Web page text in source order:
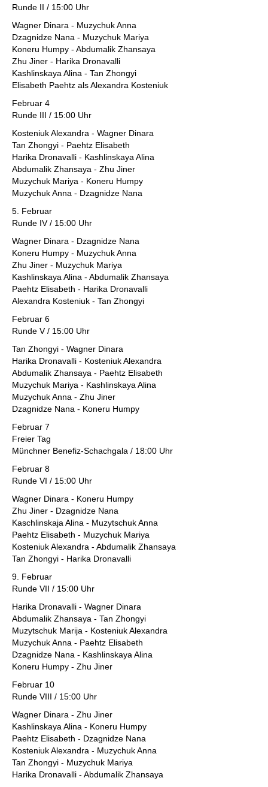
Runde II / 15:00 Uhr
Wagner Dinara - Muzychuk Anna
Dzagnidze Nana - Muzychuk Mariya
Koneru Humpy - Abdumalik Zhansaya
Zhu Jiner - Harika Dronavalli
Kashlinskaya Alina - Tan Zhongyi
Elisabeth Paehtz als Alexandra Kosteniuk
Februar 4
Runde III / 15:00 Uhr
Kosteniuk Alexandra - Wagner Dinara
Tan Zhongyi - Paehtz Elisabeth
Harika Dronavalli - Kashlinskaya Alina
Abdumalik Zhansaya - Zhu Jiner
Muzychuk Mariya - Koneru Humpy
Muzychuk Anna - Dzagnidze Nana
5. Februar
Runde IV / 15:00 Uhr
Wagner Dinara - Dzagnidze Nana
Koneru Humpy - Muzychuk Anna
Zhu Jiner - Muzychuk Mariya
Kashlinskaya Alina - Abdumalik Zhansaya
Paehtz Elisabeth - Harika Dronavalli
Alexandra Kosteniuk - Tan Zhongyi
Februar 6
Runde V / 15:00 Uhr
Tan Zhongyi - Wagner Dinara
Harika Dronavalli - Kosteniuk Alexandra
Abdumalik Zhansaya - Paehtz Elisabeth
Muzychuk Mariya - Kashlinskaya Alina
Muzychuk Anna - Zhu Jiner
Dzagnidze Nana - Koneru Humpy
Februar 7
Freier Tag
Münchner Benefiz-Schachgala / 18:00 Uhr
Februar 8
Runde VI / 15:00 Uhr
Wagner Dinara - Koneru Humpy
Zhu Jiner - Dzagnidze Nana
Kaschlinskaja Alina - Muzytschuk Anna
Paehtz Elisabeth - Muzychuk Mariya
Kosteniuk Alexandra - Abdumalik Zhansaya
Tan Zhongyi - Harika Dronavalli
9. Februar
Runde VII / 15:00 Uhr
Harika Dronavalli - Wagner Dinara
Abdumalik Zhansaya - Tan Zhongyi
Muzytschuk Marija - Kosteniuk Alexandra
Muzychuk Anna - Paehtz Elisabeth
Dzagnidze Nana - Kashlinskaya Alina
Koneru Humpy - Zhu Jiner
Februar 10
Runde VIII / 15:00 Uhr
Wagner Dinara - Zhu Jiner
Kashlinskaya Alina - Koneru Humpy
Paehtz Elisabeth - Dzagnidze Nana
Kosteniuk Alexandra - Muzychuk Anna
Tan Zhongyi - Muzychuk Mariya
Harika Dronavalli - Abdumalik Zhansaya